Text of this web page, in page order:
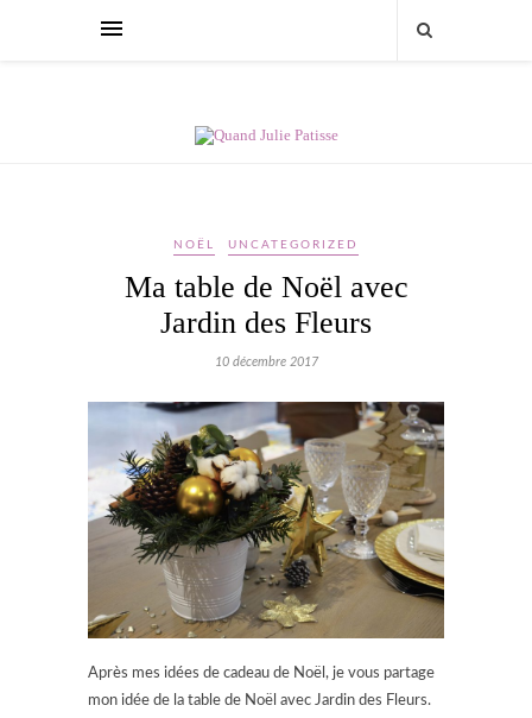
NOËL UNCATEGORIZED
Ma table de Noël avec
Jardin des Fleurs
10 décembre 2017
Après mes idées de cadeau de Noël, je vous partage
mon idée de la table de Noël avec Jardin des Fleurs.